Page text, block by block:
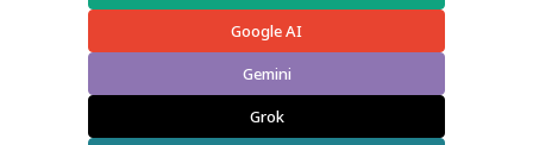
Google AI
Gemini
Grok